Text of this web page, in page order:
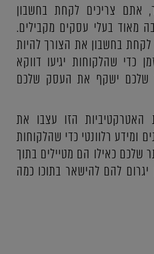
אתם צריכים לקחת בחשבון
מאוד בעלי עסקים מקבילים.
בחשבון את הצורך להיות
כדי שהלקוחות יגיעו דווקא
שלכם ישקף את העסק שלכם
האטרקטיביות הזו עצבו את
ומידע רלוונטי כדי שהלקוחות
שלכם כאילו הם מטיילים בתוך
להם להישאר בתוכו כמה